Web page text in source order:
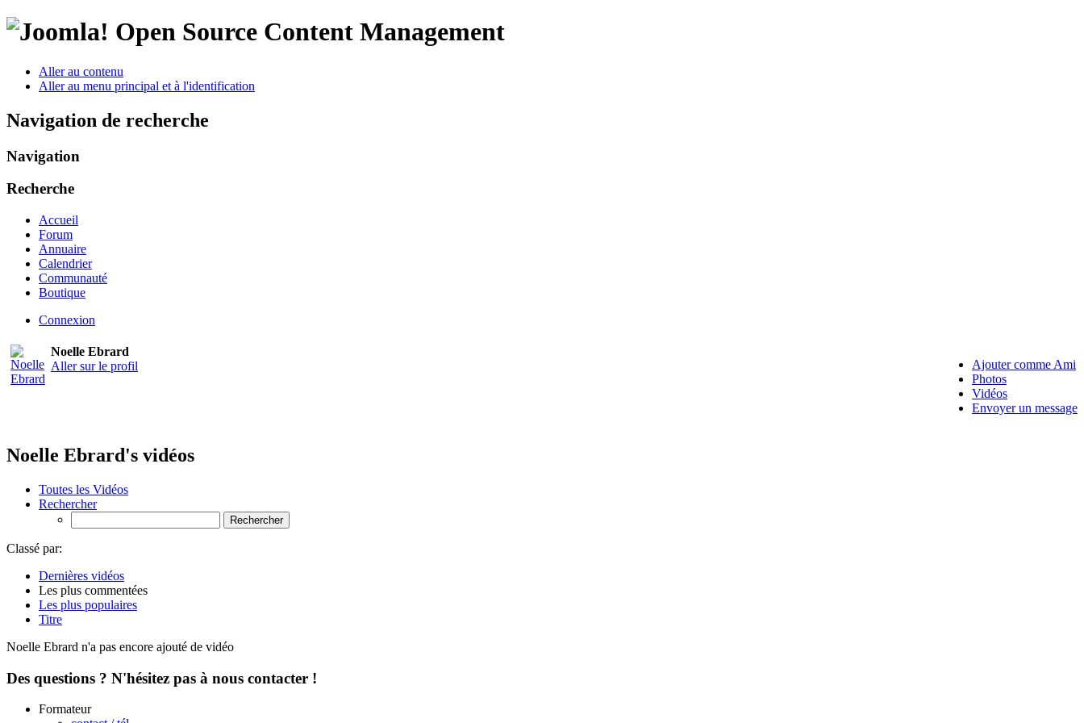
Open Source Content Management
Aller au contenu
Aller au menu principal et à l'identification
Navigation de recherche
Navigation
Recherche
Accueil
Forum
Annuaire
Calendrier
Communauté
Boutique
Connexion
Noelle Ebrard
Aller sur le profil
Ajouter comme Ami
Photos
Vidéos
Envoyer un message
Noelle Ebrard's vidéos
Toutes les Vidéos
Rechercher
Classé par:
Dernières vidéos
Les plus commentées
Les plus populaires
Titre
Noelle Ebrard n'a pas encore ajouté de vidéo
Des questions ? N'hésitez pas à nous contacter !
Formateur